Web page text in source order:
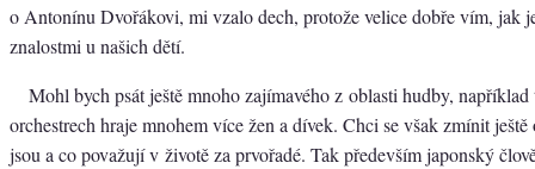
o Antonínu Dvořákovi, mi vzalo dech, protože velice dobře vím, jak
znalostmi u našich dětí.
Mohl bych psát ještě mnoho zajímavého z oblasti hudby,
orchestrech hraje mnohem více žen a dívek. Chci se však zmínit
jsou a co považují v životě za prvořadé. Tak především japonský